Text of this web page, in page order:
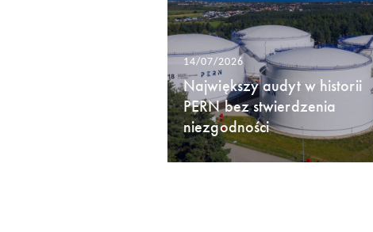
14/07/2026
Największy audyt w historii
PERN bez stwierdzenia
niezgodności